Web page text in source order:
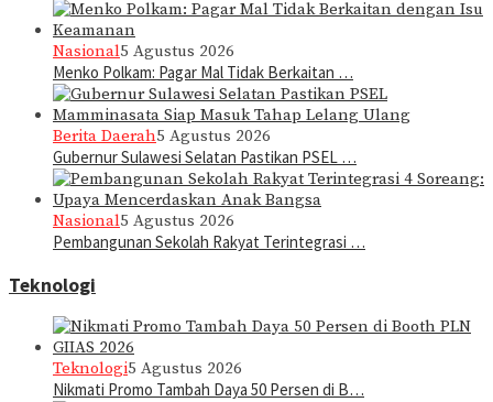
Nasional5 Agustus 2026
Menko Polkam: Pagar Mal Tidak Berkaitan …
Berita Daerah5 Agustus 2026
Gubernur Sulawesi Selatan Pastikan PSEL …
Nasional5 Agustus 2026
Pembangunan Sekolah Rakyat Terintegrasi …
Teknologi
Teknologi5 Agustus 2026
Nikmati Promo Tambah Daya 50 Persen di B…